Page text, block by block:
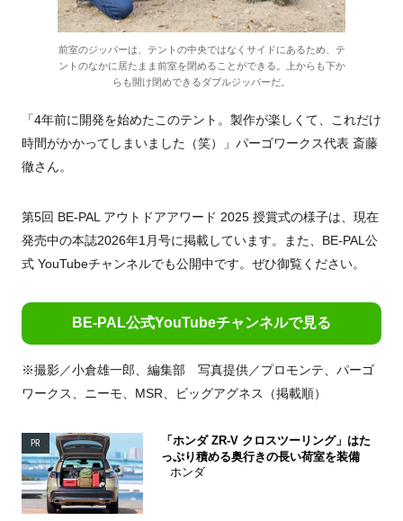
前室のジッパーは、テントの中央ではなくサイドにあるため、テ
ントのなかに居たまま前室を閉めることができる。上からも下か
らも開け閉めできるダブルジッパーだ。
「4年前に開発を始めたこのテント。製作が楽しくて、これだけ
時間がかかってしまいました（笑）」パーゴワークス代表 斎藤
徹さん。
第5回 BE-PAL アウトドアアワード 2025 授賞式の様子は、現在
発売中の本誌2026年1月号に掲載しています。また、BE-PAL公
式 YouTubeチャンネルでも公開中です。ぜひ御覧ください。
BE-PAL公式YouTubeチャンネルで見る
※撮影／小倉雄一郎、編集部 写真提供／プロモンテ、パーゴ
ワークス、ニーモ、MSR、ビッグアグネス（掲載順）
PR
「ホンダ ZR-V クロスツーリング」はた
っぷり積める奥行きの長い荷室を装備
ホンダ